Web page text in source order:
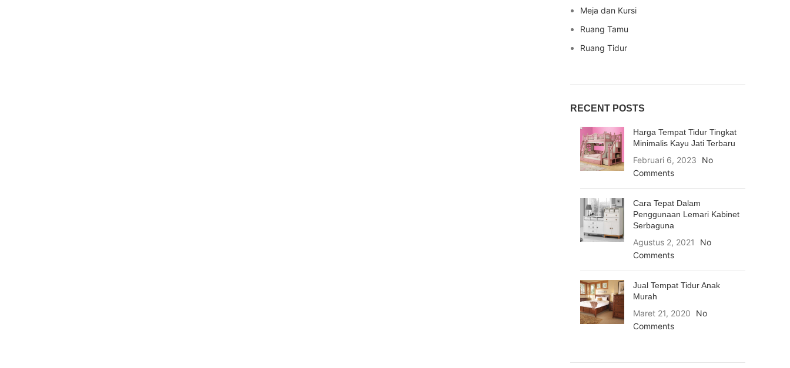
Meja dan Kursi
Ruang Tamu
Ruang Tidur
RECENT POSTS
Harga Tempat Tidur Tingkat
Minimalis Kayu Jati Terbaru
Februari 6, 2023
No
Comments
Cara Tepat Dalam
Penggunaan Lemari Kabinet
Serbaguna
Agustus 2, 2021
No
Comments
Jual Tempat Tidur Anak
Murah
Maret 21, 2020
No
Comments